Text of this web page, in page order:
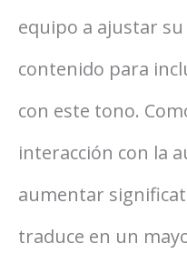
equipo a ajustar
contenido para
con este tono.
interacción con la
aumentar
traduce en un